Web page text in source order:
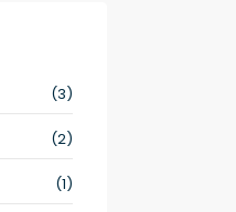
(3)
(2)
(1)